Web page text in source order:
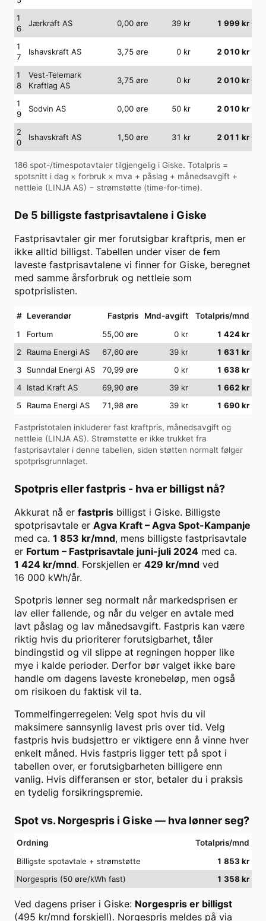
1
6
Jærkraft AS 0,00 øre 39 kr 1 999 kr
1
7
Ishavskraft AS 3,75 øre 0 kr 2 010kr
1
8
Vest-Telemark
Kraftlag AS
3,75 øre 0 kr 2 010kr
1
9
Sodvin AS 0,00 øre 50 kr 2 010kr
2
0
Ishavskraft AS 1,50 øre 31 kr 2 011 kr
186 spot-/timespotavtaler tilgjengelig i Giske. Totalpris =
spotsnitt i dag × forbruk × mva + påslag + månedsavgift +
nettleie (LINJA AS) − strømstøtte (time-for-time).
De 5 billigste fastprisavtalene i Giske
Fastprisavtaler gir mer forutsigbar kraftpris, men er
ikke alltid billigst. Tabellen under viser de fem
laveste fastprisavtalene vi finner for Giske, beregnet
med samme årsforbruk og nettleie som
spotprislisten.
# Leverandør Fastpris Mnd-avgift
Totalpris/mnd
1
Fortum 55,00 øre 0 kr 1 424kr
2
Rauma Energi AS 67,60 øre 39 kr 1 631 kr
3
Sunndal Energi AS 70,99 øre 0 kr 1 638 kr
4
Istad Kraft AS 69,90 øre 39 kr 1 662 kr
5
Rauma Energi AS 71,98 øre 39 kr 1 690kr
Fastpristotalen inkluderer fast kraftpris, månedsavgift og
nettleie (LINJA AS). Strømstøtte er ikke trukket fra
fastprisavtaler i denne tabellen, siden støtten normalt følger
spotprisgrunnlaget.
Spotpris eller fastpris - hva er billigst nå?
Akkurat nå er fastpris billigst i Giske. Billigste
spotprisavtale er Agva Kraft – Agva Spot-Kampanje
med ca. 1 853 kr/mnd, mens billigste fastprisavtale
er Fortum – Fastprisavtale juni-juli 2024 med ca.
1 424 kr/mnd. Forskjellen er 429 kr/mnd ved
16 000 kWh/år.
Spotpris lønner seg normalt når markedsprisen er
lav eller fallende, og når du velger en avtale med
lavt påslag og lav månedsavgift. Fastpris kan være
riktig hvis du prioriterer forutsigbarhet, tåler
bindingstid og vil slippe at regningen hopper like
mye i kalde perioder. Derfor bør valget ikke bare
handle om dagens laveste kronebeløp, men også
om risikoen du faktisk vil ta.
Tommelfingerregelen: Velg spot hvis du vil
maksimere sannsynlig lavest pris over tid. Velg
fastpris hvis budsjettro er viktigere enn å vinne hver
enkelt måned. Hvis fastpris ligger tett på spot i
tabellen over, er forutsigbarheten billigere enn
vanlig. Hvis differansen er stor, betaler du i praksis
en tydelig forsikringspremie.
Spot vs. Norgespris i Giske — hva lønner seg?
Ordning
Totalpris/mnd
Billigste spotavtale + strømstøtte
1 853 kr
Norgespris (50 øre/kWh fast)
1 358 kr
Ved dagens priser i Giske: Norgespris er billigst
(495 kr/mnd forskjell). Norgespris meldes på via